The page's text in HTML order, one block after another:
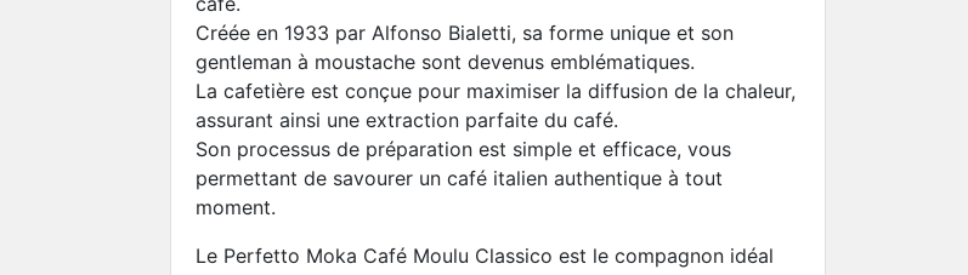
Créée en 1933 par Alfonso Bialetti, sa forme unique et son
gentleman à moustache sont devenus emblématiques.
La cafetière est conçue pour maximiser la diffusion de la chaleur,
assurant ainsi une extraction parfaite du café.
Son processus de préparation est simple et efficace, vous
permettant de savourer un café italien authentique à tout
moment.
Le Perfetto Moka Café Moulu Classico est le compagnon idéal